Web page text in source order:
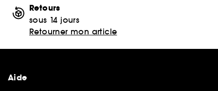
Retours
sous 14 jours
Retourner mon article
Aide